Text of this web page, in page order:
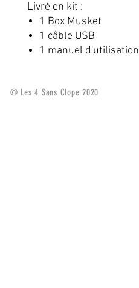
Livré en kit :
1 Box Musket
1 câble USB
1 manuel d'utilisation
© Les 4 Sans Clope 2020